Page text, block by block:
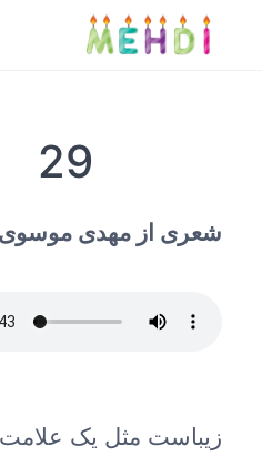
29
شعری از مهدی موسوی
زیباست مثل یک